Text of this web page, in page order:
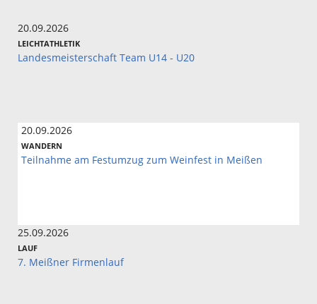
20.09.2026
LEICHTATHLETIK
Landesmeisterschaft Team U14 - U20
20.09.2026
WANDERN
Teilnahme am Festumzug zum Weinfest in Meißen
25.09.2026
LAUF
7. Meißner Firmenlauf